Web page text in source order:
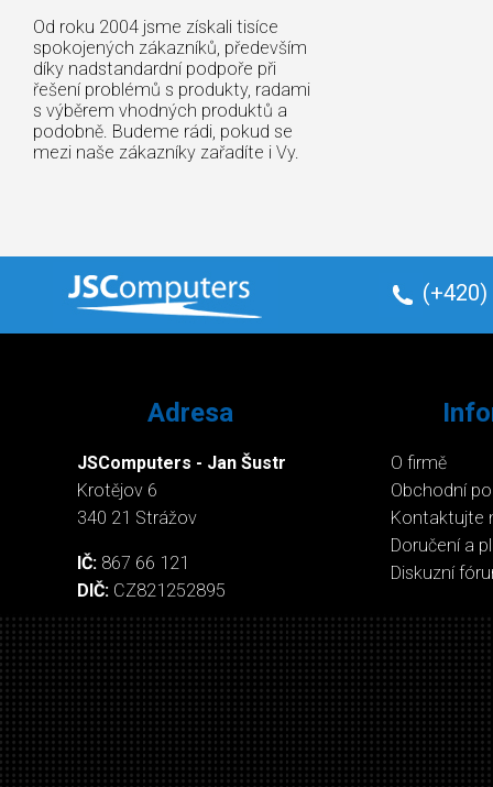
Od roku 2004 jsme získali tisíce
spokojených zákazníků, především
díky nadstandardní podpoře při
řešení problémů s produkty, radami
s výběrem vhodných produktů a
podobně. Budeme rádi, pokud se
mezi naše zákazníky zařadíte i Vy.
(+420)
Adresa
JSComputers - Jan Šustr
Krotějov 6
340 21 Strážov
IČ: 867 66 121
DIČ: CZ821252895
O firmě
Obchodní
Kontaktujte
Doručení a
Diskuzní